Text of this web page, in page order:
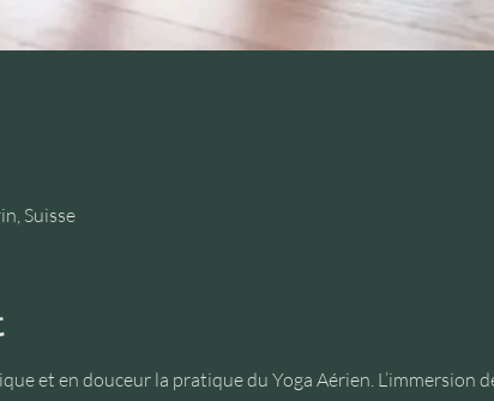
Suisse
et en douceur la pratique du Yoga Aérien. L’immersion